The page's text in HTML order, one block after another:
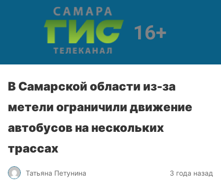
В Самарской области из-за
метели ограничили движение
автобусов на нескольких
трассах
Татьяна Петунина 3 года назад